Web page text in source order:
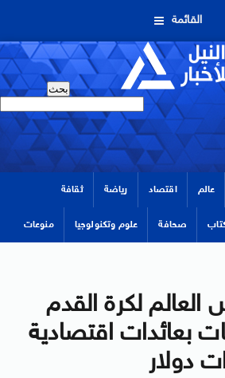
القائمة
عالم اقتصاد رياضة ثقافة
صحافة علوم وتكنولوجيا منوعات
العالم لكرة القدم
بعائدات اقتصادية